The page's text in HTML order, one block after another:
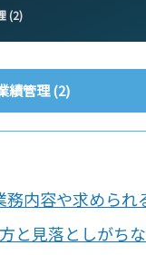
(2)
績管理 (2)
績管理
チェーン／生産管理
務内容や求めら
と見落としがち